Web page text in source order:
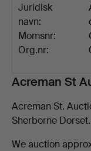
Juridisk
navn:
Momsnr:
Org.nr:
Beskrivelse
Acreman St
Acreman St.
Sherborne Dorset.
We auction